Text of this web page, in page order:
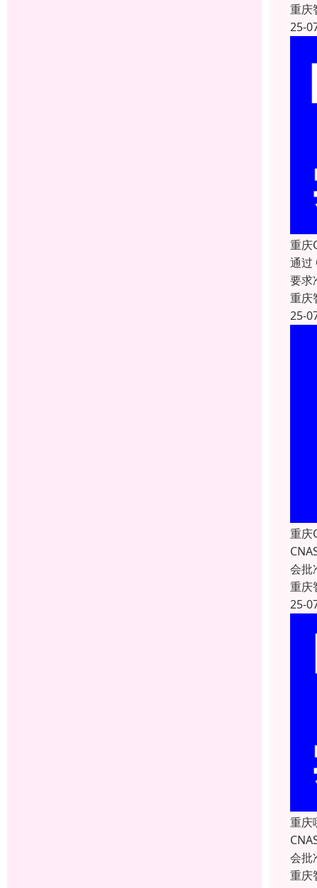
重庆
25-
重庆
通过
要求
重庆
25-
重庆
会批
重庆
25-
重庆
会批
重庆